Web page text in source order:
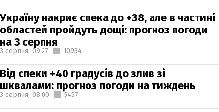
Україну накриє спека до +38, але в частині
областей пройдуть дощі: прогноз погоди
на 3 серпня
3 серпня, 09:27 10934
Від спеки +40 градусів до злив зі
шквалами: прогноз погоди на тиждень
3 серпня, 08:00 5457